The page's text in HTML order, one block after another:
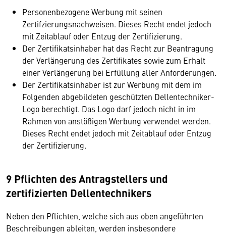
Personenbezogene Werbung mit seinen
Zertifzierungsnachweisen. Dieses Recht endet jedoch
mit Zeitablauf oder Entzug der Zertifizierung.
Der Zertifikatsinhaber hat das Recht zur Beantragung
der Verlängerung des Zertifikates sowie zum Erhalt
einer Verlängerung bei Erfüllung aller Anforderungen.
Der Zertifikatsinhaber ist zur Werbung mit dem im
Folgenden abgebildeten geschützten Dellentechniker-
Logo berechtigt. Das Logo darf jedoch nicht in im
Rahmen von anstößigen Werbung verwendet werden.
Dieses Recht endet jedoch mit Zeitablauf oder Entzug
der Zertifizierung.
9 Pflichten des Antragstellers und
zertifizierten Dellentechnikers
Neben den Pflichten, welche sich aus oben angeführten
Beschreibungen ableiten, werden insbesondere